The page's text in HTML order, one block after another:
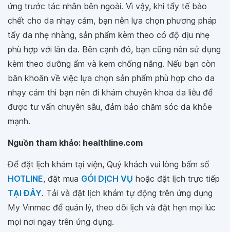
ứng trước tác nhân bên ngoài. Vì vậy, khi tẩy tế bào
chết cho da nhạy cảm, bạn nên lựa chọn phương pháp
tẩy da nhẹ nhàng, sản phẩm kèm theo có độ dịu nhẹ
phù hợp với làn da. Bên cạnh đó, bạn cũng nên sử dụng
kèm theo dưỡng ẩm và kem chống nắng. Nếu bạn còn
băn khoăn về việc lựa chọn sản phẩm phù hợp cho da
nhạy cảm thì bạn nên đi khám chuyên khoa da liễu để
được tư vấn chuyên sâu, đảm bảo chăm sóc da khỏe
mạnh.
Nguồn tham khảo: healthline.com
Để đặt lịch khám tại viện, Quý khách vui lòng bấm số
HOTLINE, đặt mua GÓI DỊCH VỤ hoặc đặt lịch trực tiếp
TẠI ĐÂY. Tải và đặt lịch khám tự động trên ứng dụng
My Vinmec để quản lý, theo dõi lịch và đặt hẹn mọi lúc
mọi nơi ngay trên ứng dụng.